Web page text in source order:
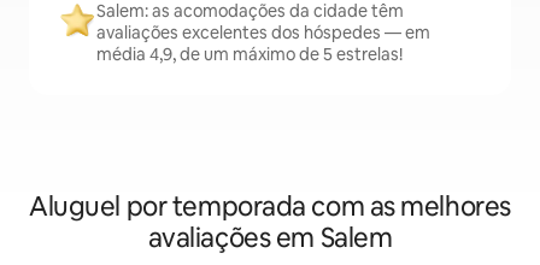
Salem: as acomodações da cidade têm
avaliações excelentes dos hóspedes — em
média 4,9, de um máximo de 5 estrelas!
Aluguel por temporada com as melhores
avaliações em Salem